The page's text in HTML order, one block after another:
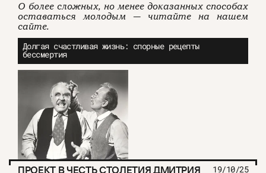
О более сложных, но менее доказанных способах
оставаться молодым — читайте на нашем
сайте.
Долгая счастливая жизнь: спорные рецепты
бессмертия
ПРОЕКТ В ЧЕСТЬ СТОЛЕТИЯ ДМИТРИЯ 19/10/25